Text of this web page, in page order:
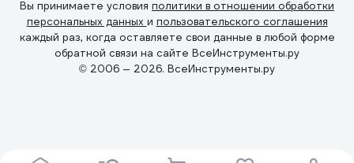
Вы принимаете условия политики в отношении обработки
персональных данных и пользовательского соглашения
каждый раз, когда оставляете свои данные в любой форме
обратной связи на сайте ВсеИнструменты.ру
© 2006 — 2026. ВсеИнструменты.ру